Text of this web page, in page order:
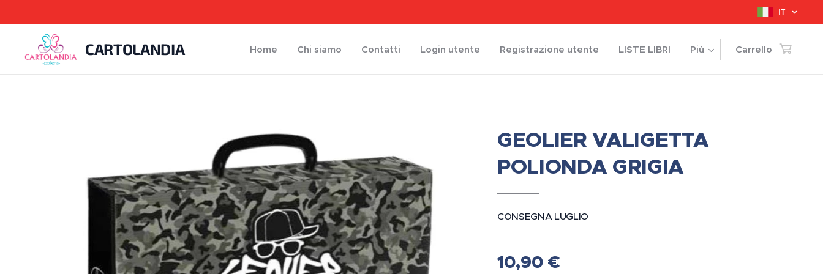
IT
CARTOLANDIA Home Chi siamo Contatti Login utente Registrazione utente LISTE LIBRI Più Carrello
GEOLIER VALIGETTA
POLIONDA GRIGIA
CONSEGNA LUGLIO
10,90 €